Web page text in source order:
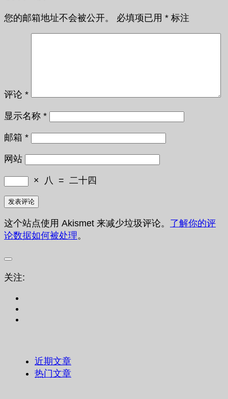
您的邮箱地址不会被公开。 必填项已用 * 标注
评论 *
显示名称 *
邮箱 *
网站
× 八 = 二十四
这个站点使用 Akismet 来减少垃圾评论。 了解你的评
论数据如何被处理。
关注:
近期文章
热门文章